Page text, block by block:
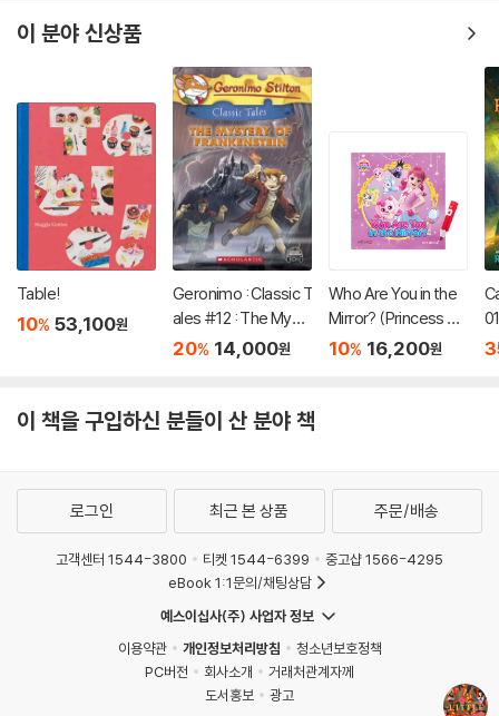
이 분야 신상품
Table!
10% 53,100원
Geronimo : Classic T
ales #12 : The Myst
ery of Frankenstein
20% 14,000원
Who Are You in the
Mirror? (Princess Ca
tch! Teenieping) (세
10% 16,200원
이 책을 구입하신 분들이 산 분야 책
로그인 최근 본 상품 주문/배송
고객센터 1544-3800 티켓 1544-6399
중고샵 1566-4295
eBook 1:1문의/채팅상담
예스이십사(주) 사업자 정보
이용약관
개인정보처리방침
청소년보호정책
PC버전
회사소개
거래처관계자께
도서홍보
광고